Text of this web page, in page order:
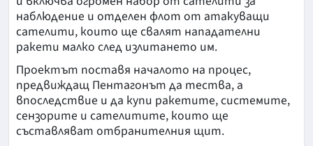
наблюдение и отделен флот от атакуващи
сателити, които ще свалят нападателни
ракети малко след излитането им.
Проектът поставя началото на процес,
предвиждащ Пентагонът да тества, а
впоследствие и да купи ракетите, системите,
сензорите и сателитите, които ще
съставляват отбранителния щит.